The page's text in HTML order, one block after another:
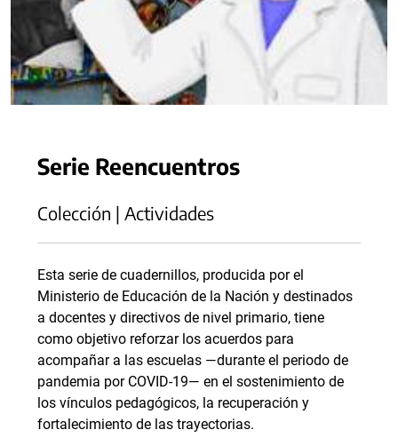
Serie Reencuentros
Colección | Actividades
Esta serie de cuadernillos, producida por el
Ministerio de Educación de la Nación y destinados
a docentes y directivos de nivel primario, tiene
como objetivo reforzar los acuerdos para
acompañar a las escuelas —durante el periodo de
pandemia por COVID-19— en el sostenimiento de
los vínculos pedagógicos, la recuperación y
fortalecimiento de las trayectorias.